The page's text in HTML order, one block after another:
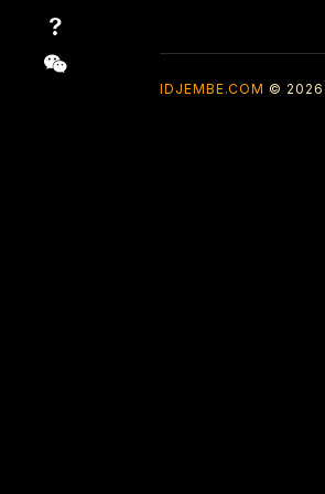
IDJEMBE.COM © 2026.